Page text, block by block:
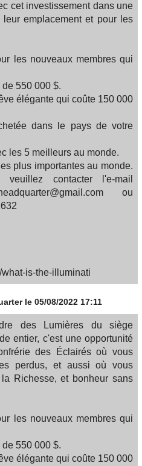
cet investissement dans une
emplacement et pour les
les nouveaux membres qui
550 000 $.
élégante qui coûte 150 000
dans le pays de votre
les 5 meilleurs au monde.
plus importantes au monde.
contacter l'e-mail
ou
is-the-illuminati
le 05/08/2022 17:11
des Lumières du siège
entier, c'est une opportunité
des Éclairés où vous
perdus, et aussi où vous
Richesse, et bonheur sans
les nouveaux membres qui
550 000 $.
élégante qui coûte 150 000